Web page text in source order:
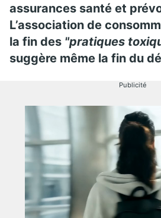
assurances santé et
L’association de
la fin des "pratiques
suggère même la fin du
Publicité